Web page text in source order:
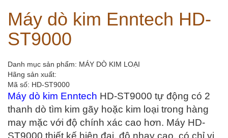
Máy dò kim Enntech HD-
ST9000
Danh mục sản phẩm: MÁY DÒ KIM LOẠI
Hãng sản xuất:
Mã số: HD-ST9000
Máy dò kim Enntech HD-ST9000 tự động có 2
thanh dò tìm kim gãy hoặc kim loại trong hàng
may mặc với độ chính xác cao hơn. Máy HD-
ST9000 thiết kế hiện đại, độ nhạy cao, có chỉ vị